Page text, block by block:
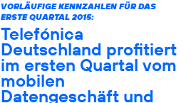
VORLÄUFIGE KENNZAHLEN FÜR DAS
ERSTE QUARTAL 2015:
Telefónica
Deutschland profitiert
im ersten Quartal vom
mobilen
Datengeschäft und